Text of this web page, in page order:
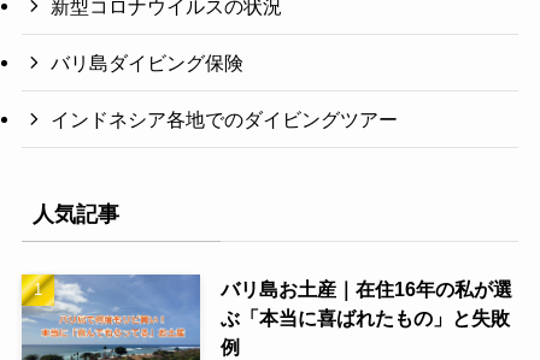
新型コロナウイルスの状況
バリ島ダイビング保険
インドネシア各地でのダイビングツアー
人気記事
バリ島お土産｜在住16年の私が選
ぶ「本当に喜ばれたもの」と失敗
例